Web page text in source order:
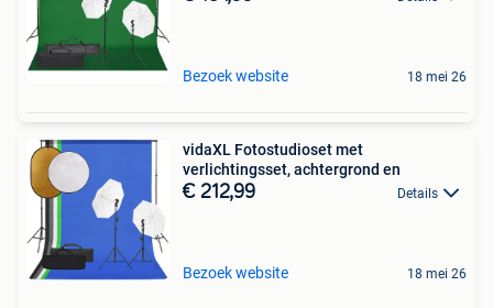
Bezoek website 18 mei 26
vidaXL Fotostudioset met
verlichtingsset, achtergrond en
€ 212,99 Details
Bezoek website 18 mei 26